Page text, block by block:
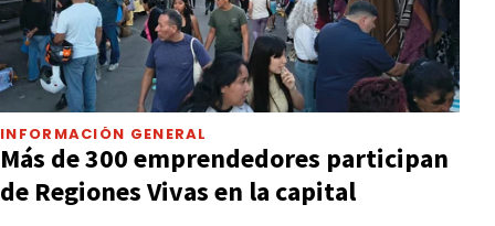
INFORMACIÓN GENERAL
Más de 300 emprendedores participan
de Regiones Vivas en la capital